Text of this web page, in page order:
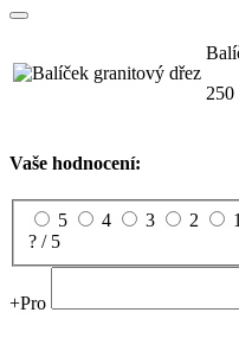
Vaše hodnocení:
5 4 3 2
? / 5
+Pro